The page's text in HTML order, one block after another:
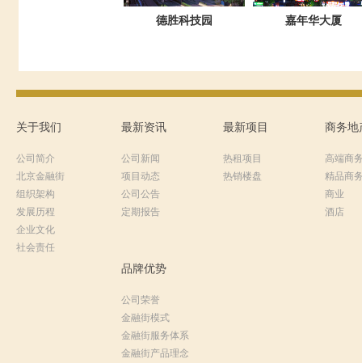
德胜科技园 嘉年华大厦
关于我们
公司简介
北京金融街
组织架构
发展历程
企业文化
社会责任
最新资讯
公司新闻
项目动态
公司公告
定期报告
最新项目
热租项目
热销楼盘
商务地
高端商
精品商
商业
酒店
品牌优势
公司荣誉
金融街模式
金融街服务体系
金融街产品理念